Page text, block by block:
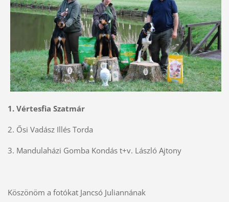
1. Vértesfia Szatmár
2. Ősi Vadász Illés Torda
3. Mandulaházi Gomba Kondás t+v. László Ajtony
Köszönöm a fotókat Jancsó Juliannának